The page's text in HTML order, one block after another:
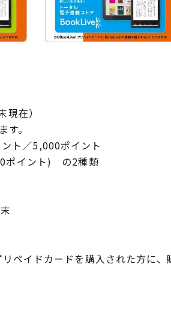
在）
。
ト／5,000ポイント
ポイント) の2種類
カードを購入された方に、